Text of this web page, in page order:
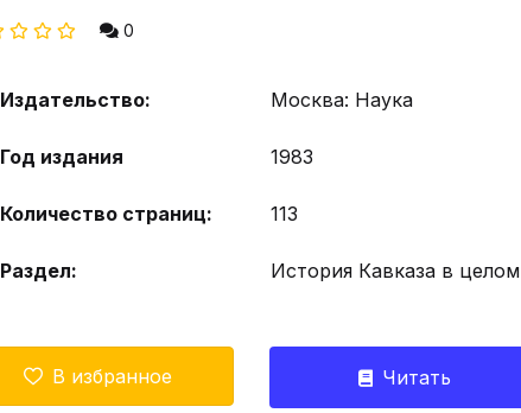
0
Издательство: Москва: Наука
Год издания 1983
Количество страниц: 113
Раздел: История Кавказа в целом
В избранное Читать